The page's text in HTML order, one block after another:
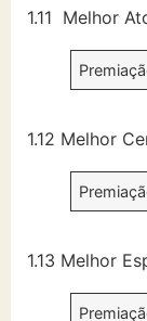
1.11 Melhor
1.12 Melhor
1.13 Melhor